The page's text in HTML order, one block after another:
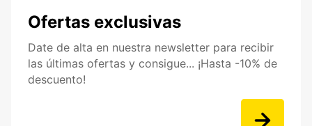
Ofertas exclusivas
Date de alta en nuestra newsletter para recibir
las últimas ofertas y consigue... ¡Hasta -10% de
descuento!